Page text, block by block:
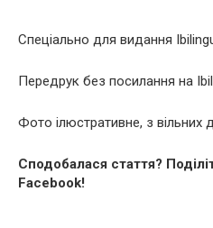
Спеціально для видання
Передрук без посилання на
Фото ілюстративне, з вільних
Сподобалася стаття?
Facebook!